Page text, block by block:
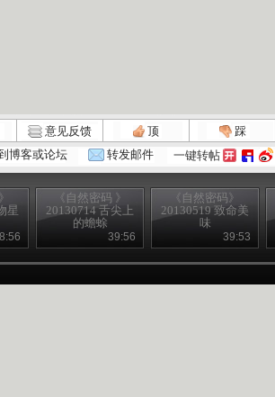
意见反馈 顶 踩
博客或论坛 转发邮件 一键转帖
星
《自然密码 》
20130714 舌尖上
的蟾蜍
39:56
《自然密码》
20130519 致命美
味
39:53